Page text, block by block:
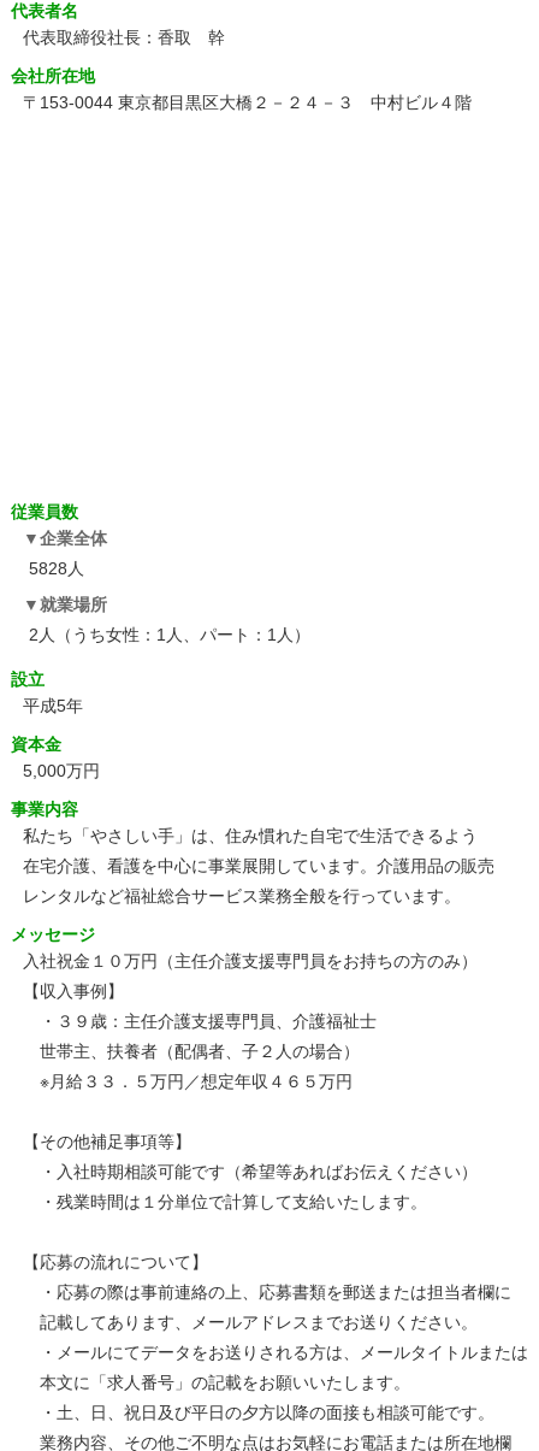
代表者名
代表取締役社長：香取 幹
会社所在地
〒153-0044 東京都目黒区大橋２－２４－３ 中村ビル４階
従業員数
企業全体
5828人
就業場所
2人（うち女性：1人、パート：1人）
設立
平成5年
資本金
5,000万円
事業内容
私たち「やさしい手」は、住み慣れた自宅で生活できるよう
在宅介護、看護を中心に事業展開しています。介護用品の販売
レンタルなど福祉総合サービス業務全般を行っています。
メッセージ
入社祝金１０万円（主任介護支援専門員をお持ちの方のみ）
【収入事例】
・３９歳：主任介護支援専門員、介護福祉士
世帯主、扶養者（配偶者、子２人の場合）
※月給３３．５万円／想定年収４６５万円
【その他補足事項等】
・入社時期相談可能です（希望等あればお伝えください）
・残業時間は１分単位で計算して支給いたします。
【応募の流れについて】
・応募の際は事前連絡の上、応募書類を郵送または担当者欄に
記載してあります、メールアドレスまでお送りください。
・メールにてデータをお送りされる方は、メールタイトルまたは
本文に「求人番号」の記載をお願いいたします。
・土、日、祝日及び平日の夕方以降の面接も相談可能です。
業務内容、その他ご不明な点はお気軽にお電話または所在地欄